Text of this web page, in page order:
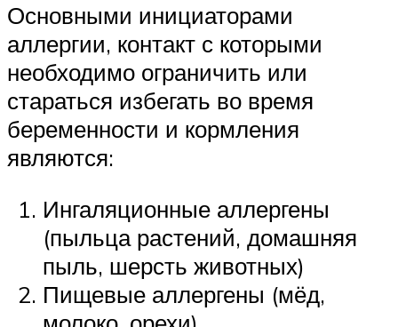
Основными инициаторами
аллергии, контакт с которыми
необходимо ограничить или
стараться избегать во время
беременности и кормления
являются:
Ингаляционные аллергены
(пыльца растений, домашняя
пыль, шерсть животных)
Пищевые аллергены (мёд,